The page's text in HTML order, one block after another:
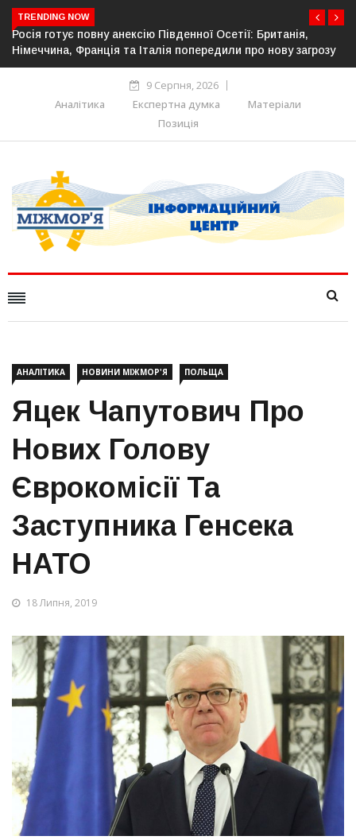
TRENDING NOW
Естонія посилює кордон із Росією: облаштовано ще 26 км
прикордонної інфраструктури
9 Серпня, 2026
Аналітика
Експертна думка
Матеріали
Позиція
АНАЛІТИКА НОВИНИ МІЖМОР'Я ПОЛЬЩА
Яцек Чапутович Про
Нових Голову
Єврокомісії Та
Заступника Генсека
НАТО
18 Липня, 2019